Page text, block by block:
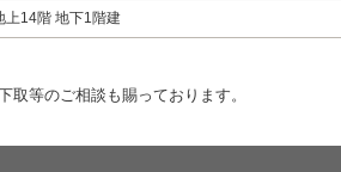
上14階 地下1階建
取等のご相談も賜っております。